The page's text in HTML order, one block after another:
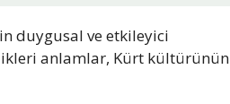
duygusal ve etkileyici
anlamlar, Kürt kültürünün